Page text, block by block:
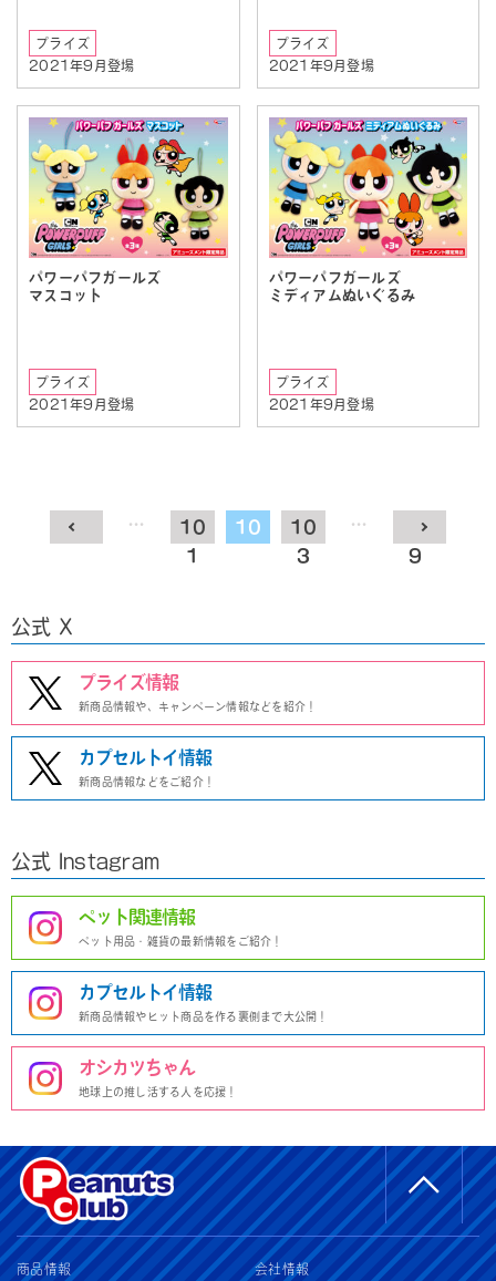
プライズ
2021年9月登場
プライズ
2021年9月登場
パワーパフガールズ
マスコット
プライズ
2021年9月登場
パワーパフガールズ
ミディアムぬいぐるみ
プライズ
2021年9月登場
…
10
1
10
10
3
…
10
9
公式 X
プライズ情報
新商品情報や、キャンペーン情報などを紹介！
カプセルトイ情報
新商品情報などをご紹介！
公式 Instagram
ペット関連情報
ペット用品・雑貨の最新情報をご紹介！
カプセルトイ情報
新商品情報やヒット商品を作る裏側まで大公開！
オシカツちゃん
地球上の推し活する人を応援！
商品情報 会社情報